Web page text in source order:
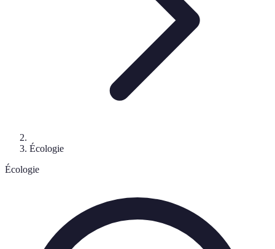
Écologie
Écologie